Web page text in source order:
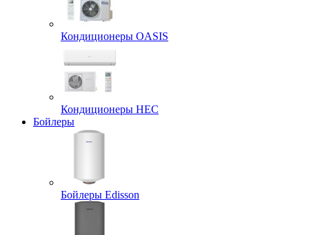
Кондиционеры OASIS
Кондиционеры HEC
Бойлеры
Бойлеры Edisson